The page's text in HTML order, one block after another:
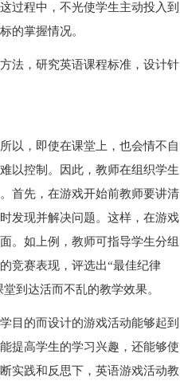
过程中，不光使学生主动投入到
的掌握情况。
法，研究英语课程标准，设计针
以，即使在课堂上，也会情不自
以控制。因此，教师在组织学生
首先，在游戏开始前教师要讲清
发现并解决问题。这样，在游戏
。如上例，教师可指导学生分组
竞赛表现，评选出“最佳纪律
到达活而不乱的教学效果。
目的而设计的游戏活动能够起到
提高学生的学习兴趣，还能够使
实践和反思下，英语游戏活动教